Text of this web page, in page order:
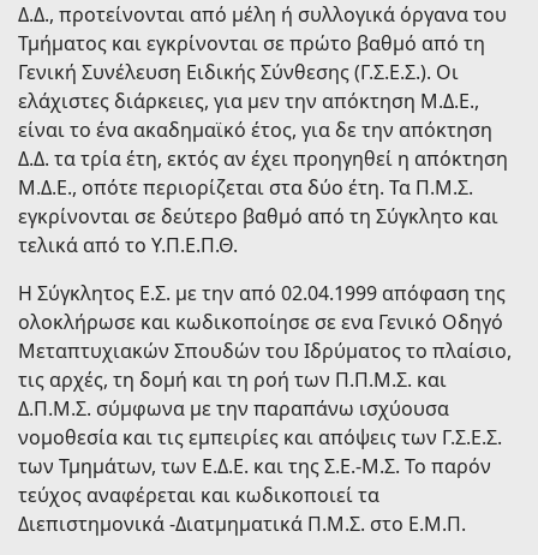
Δ.Δ., προτείνονται από μέλη ή συλλογικά όργανα του
Τμήματος και εγκρίνονται σε πρώτο βαθμό από τη
Γενική Συνέλευση Ειδικής Σύνθεσης (Γ.Σ.Ε.Σ.). Οι
ελάχιστες διάρκειες, για μεν την απόκτηση Μ.Δ.Ε.,
είναι το ένα ακαδημαϊκό έτος, για δε την απόκτηση
Δ.Δ. τα τρία έτη, εκτός αν έχει προηγηθεί η απόκτηση
Μ.Δ.Ε., οπότε περιορίζεται στα δύο έτη. Τα Π.Μ.Σ.
εγκρίνονται σε δεύτερο βαθμό από τη Σύγκλητο και
τελικά από το Υ.Π.Ε.Π.Θ.
Η Σύγκλητος Ε.Σ. με την από 02.04.1999 απόφαση της
ολοκλήρωσε και κωδικοποίησε σε ενα Γενικό Οδηγό
Μεταπτυχιακών Σπουδών του Ιδρύματος το πλαίσιο,
τις αρχές, τη δομή και τη ροή των Π.Π.Μ.Σ. και
Δ.Π.Μ.Σ. σύμφωνα με την παραπάνω ισχύουσα
νομοθεσία και τις εμπειρίες και απόψεις των Γ.Σ.Ε.Σ.
των Τμημάτων, των Ε.Δ.Ε. και της Σ.Ε.-Μ.Σ. Το παρόν
τεύχος αναφέρεται και κωδικοποιεί τα
Διεπιστημονικά -Διατμηματικά Π.Μ.Σ. στο Ε.Μ.Π.